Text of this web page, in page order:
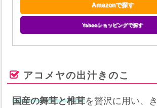
Amazonで探す
Yahooショッピングで探す
アコメヤの出汁きのこ
国産の舞茸と椎茸を贅沢に用い、